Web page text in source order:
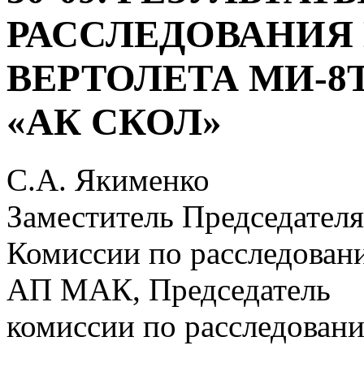
ВЕРТОЛЕТА МИ-
«АК СКОЛ»
С.А. Якименко
Заместитель Председателя
Комиссии по
АП МАК, Председатель
комиссии по